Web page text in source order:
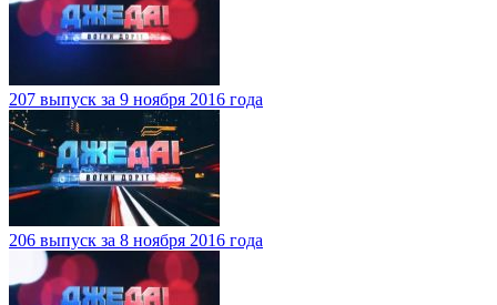
207 выпуск за 9 ноября 2016 года
206 выпуск за 8 ноября 2016 года